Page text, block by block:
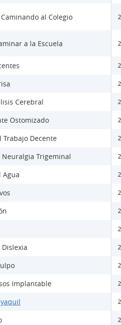
al Colegio
a la Escuela
Cerebral
Ostomizado
Decente
Trigeminal
Agua
Implantable